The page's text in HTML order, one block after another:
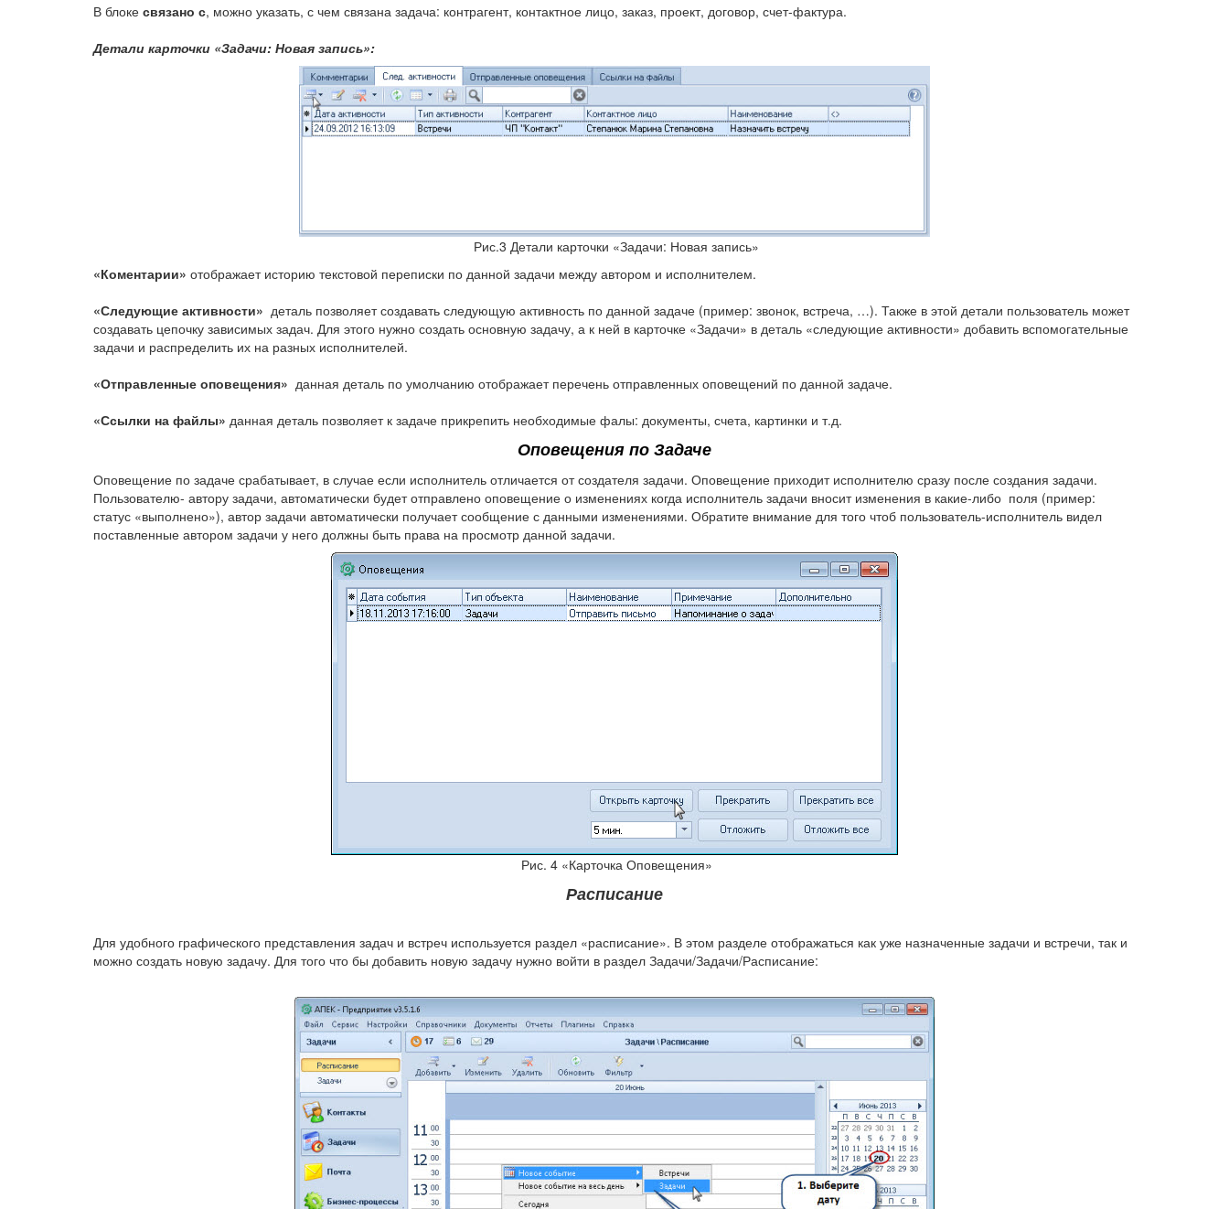
В блоке связано с, можно указать, с чем связана задача: контрагент, контактное лицо, заказ, проект, договор, счет-фактура.
Детали карточки «Задачи: Новая запись»:
Рис.3 Детали карточки «Задачи: Новая запись»
«Коментарии» отображает историю текстовой переписки по данной задачи между автором и исполнителем.
«Следующие активности» деталь позволяет создавать следующую активность по данной задаче (пример: звонок, встреча, …). Также в этой детали пользователь может
создавать цепочку зависимых задач. Для этого нужно создать основную задачу, а к ней в карточке «Задачи» в деталь «следующие активности» добавить вспомогательные
задачи и распределить их на разных исполнителей.
«Отправленные оповещения» данная деталь по умолчанию отображает перечень отправленных оповещений по данной задаче.
«Ссылки на файлы» данная деталь позволяет к задаче прикрепить необходимые фалы: документы, счета, картинки и т.д.
Оповещения по Задаче
Оповещение по задаче срабатывает, в случае если исполнитель отличается от создателя задачи. Оповещение приходит исполнителю сразу после создания задачи.
Пользователю- автору задачи, автоматически будет отправлено оповещение о изменениях когда исполнитель задачи вносит изменения в какие-либо поля (пример:
статус «выполнено»), автор задачи автоматически получает сообщение с данными изменениями. Обратите внимание для того чтоб пользователь-исполнитель видел
поставленные автором задачи у него должны быть права на просмотр данной задачи.
Рис. 4 «Карточка Оповещения»
Расписание
Для удобного графического представления задач и встреч используется раздел «расписание». В этом разделе отображаться как уже назначенные задачи и встречи, так и
можно создать новую задачу. Для того что бы добавить новую задачу нужно войти в раздел Задачи/Задачи/Расписание: